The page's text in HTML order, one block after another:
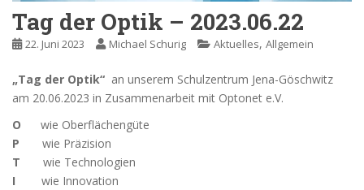
Tag der Optik – 2023.06.22
22. Juni 2023 Michael Schurig Aktuelles, Allgemein
„Tag der Optik“ an unserem Schulzentrum Jena-Göschwitz
am 20.06.2023 in Zusammenarbeit mit Optonet e.V.
O wie Oberflächengüte
P wie Präzision
T wie Technologien
I wie Innovation